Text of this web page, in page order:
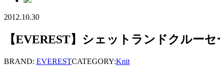
2012.10.30
【EVEREST】シェットランドクルー
BRAND: EVERESTCATEGORY:Knit